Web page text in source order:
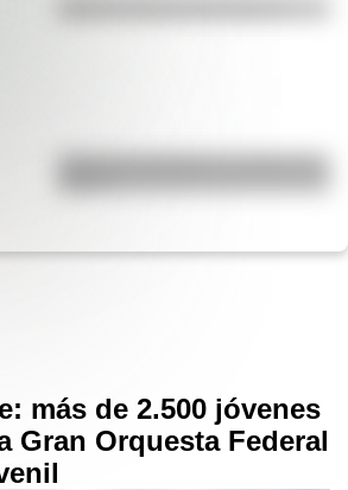
más de 2.500 jóvenes
Gran Orquesta Federal